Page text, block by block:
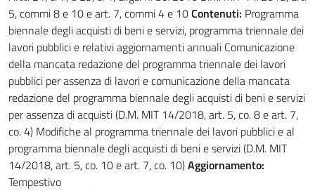
5, commi 8 e 10 e art. 7, commi 4 e 10Contenuti: Programma
biennale degli acquisti di beni e servizi, programma triennale dei
lavori pubblici e relativi aggiornamenti annuali Comunicazione
della mancata redazione del programma triennale dei lavori
pubblici per assenza di lavori e comunicazione della mancata
redazione del programma biennale degli acquisti di beni e servizi
per assenza di acquisti (D.M. MIT 14/2018, art. 5, co. 8 e art. 7,
co. 4) Modifiche al programma triennale dei lavori pubblici e al
programma biennale degli acquisti di beni e servizi (D.M. MIT
14/2018, art. 5, co. 10 e art. 7, co. 10)Aggiornamento:
Tempestivo